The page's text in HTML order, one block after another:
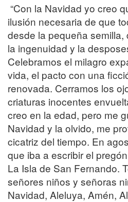
“Con la Navidad yo creo
ilusión necesaria de que
desde la pequeña
la ingenuidad y la
Celebramos el milagro
vida, el pacto con una
renovada. Cerramos los
criaturas inocentes
creo en la edad, pero me
Navidad y la olvido, me
cicatriz del tiempo. En
que iba a escribir el
La Isla de San Fernando.
señores niños y señoras
Navidad, Aleluya, Amén,